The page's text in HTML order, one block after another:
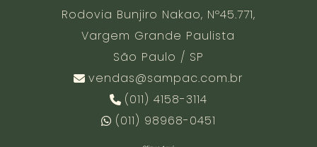
Rodovia Bunjiro Nakao, Nº45.771,
Vargem Grande Paulista
São Paulo / SP
vendas@sampac.com.br
(011) 4158-3114
(011) 98968-0451